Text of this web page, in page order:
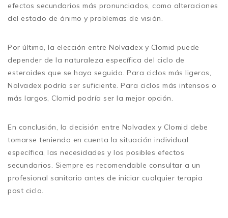
efectos secundarios más pronunciados, como alteraciones
del estado de ánimo y problemas de visión.
Por último, la elección entre Nolvadex y Clomid puede
depender de la naturaleza específica del ciclo de
esteroides que se haya seguido. Para ciclos más ligeros,
Nolvadex podría ser suficiente. Para ciclos más intensos o
más largos, Clomid podría ser la mejor opción.
En conclusión, la decisión entre Nolvadex y Clomid debe
tomarse teniendo en cuenta la situación individual
específica, las necesidades y los posibles efectos
secundarios. Siempre es recomendable consultar a un
profesional sanitario antes de iniciar cualquier terapia
post ciclo.